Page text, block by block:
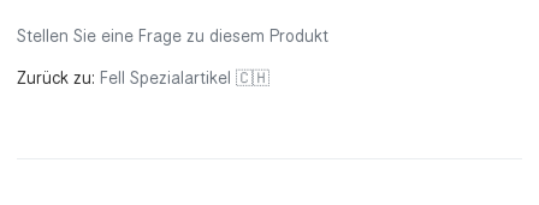
Stellen Sie eine Frage zu diesem Produkt
Zurück zu: Fell Spezialartikel 🇨🇭